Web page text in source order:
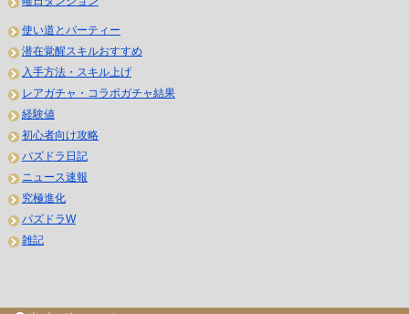
使い道とパーティー
潜在覚醒スキルおすすめ
入手方法・スキル上げ
レアガチャ・コラボガチャ結果
経験値
初心者向け攻略
パズドラ日記
ニュース速報
究極進化
パズドラW
雑記